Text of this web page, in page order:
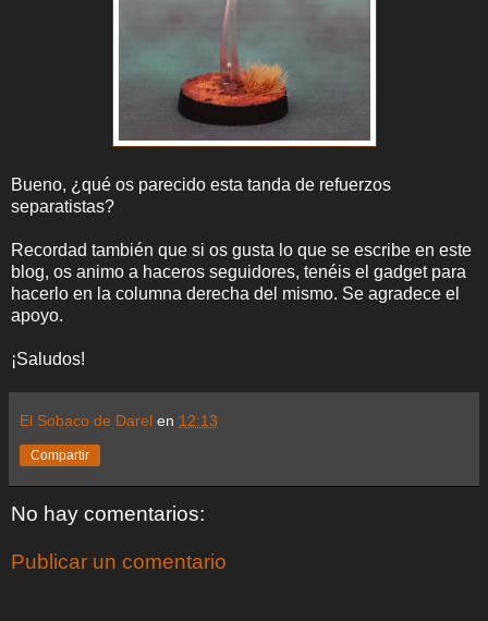
Bueno, ¿qué os parecido esta tanda de refuerzos
separatistas?
Recordad también que si os gusta lo que se escribe en este
blog, os animo a haceros seguidores, tenéis el gadget para
hacerlo en la columna derecha del mismo. Se agradece el
apoyo.
¡Saludos!
El Sobaco de Darel en 12:13
Compartir
No hay comentarios:
Publicar un comentario